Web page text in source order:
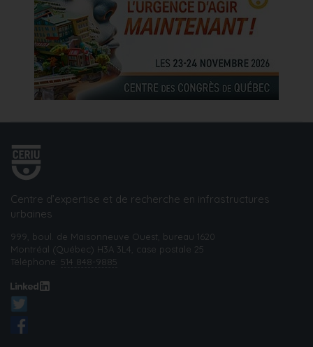
Centre d’expertise et de recherche en infrastructures
urbaines
999, boul. de Maisonneuve Ouest, bureau 1620
Montréal (Québec) H3A 3L4, case postale 25
Téléphone: 514 848-9885